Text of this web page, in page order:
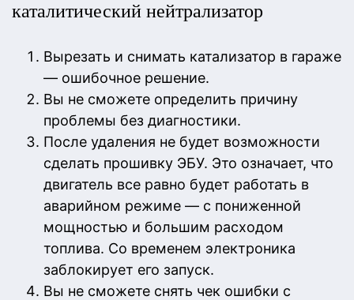
каталитический нейтрализатор
Вырезать и снимать катализатор в гараже
— ошибочное решение.
Вы не сможете определить причину
проблемы без диагностики.
После удаления не будет возможности
сделать прошивку ЭБУ. Это означает, что
двигатель все равно будет работать в
аварийном режиме — с пониженной
мощностью и большим расходом
топлива. Со временем электроника
заблокирует его запуск.
Вы не сможете снять чек ошибки с